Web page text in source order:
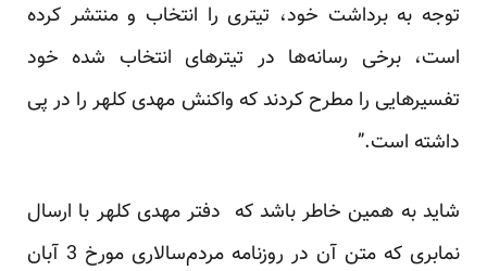
توجه به برداشت خود، تیتری را انتخاب و منتشر کرده
است، برخی رسانه‌ها در تیترهای انتخاب شده خود
تفسیرهایی را مطرح کردند که واکنش مهدی کلهر را در پی
داشته است.”
شاید به همین خاطر باشد که دفتر مهدی کلهر با ارسال
نمابری که متن آن در روزنامه مردم‌سالاری مورخ 3 آبان